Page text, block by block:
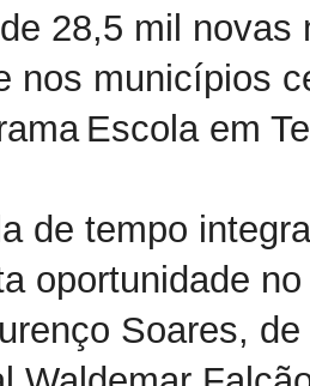
28,5 mil
nos municípios
Escola em
de tempo
oportunidade
Soares,